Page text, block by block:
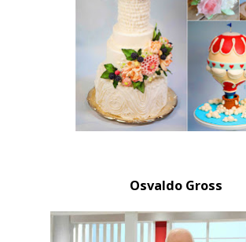
Osvaldo Gross